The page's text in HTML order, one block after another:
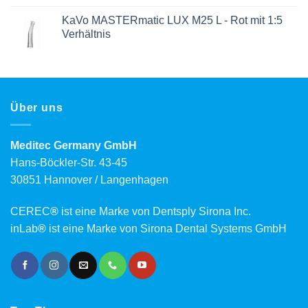
KaVo MASTERmatic LUX M25 L - Rot mit 1:5
Verhältnis
Über uns
Meditec Germany GmbH
Hans-Böckler-Str. 43-45
30851 Hannover / Langenhagen
CEREC® ist eine Marke von Dentsply Sirona Inc.
inLab® ist eine Marke von Sirona Dental Systems GmbH